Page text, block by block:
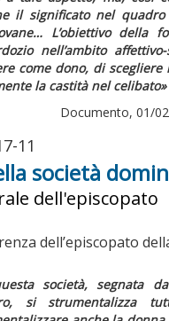
il significato nel
L’obiettivo della
nell’ambito
come dono, di scegliere
la castità nel celibato»
Documento, 01/
11
società
dell'episcopato
dell’episcopato
società, segnata
si strumentalizza